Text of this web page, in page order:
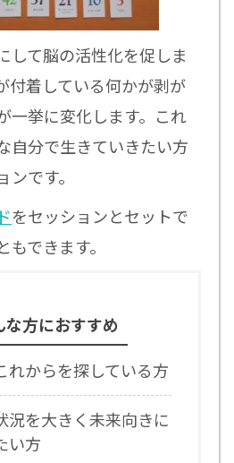
して脳の活性化を促しま
付着している何かが剥が
一挙に変化します。これ
自分で生きていきたい方
です。
をセッションとセットで
できます。
な方におすすめ
れからを探している方
況を大きく未来向きに
い方